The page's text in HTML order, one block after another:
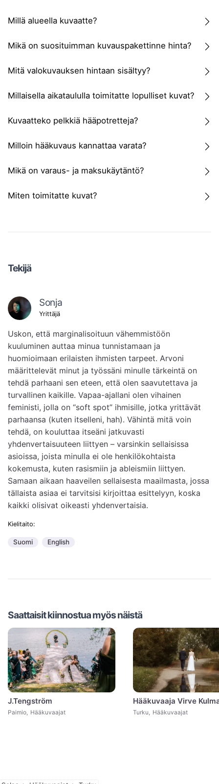
Millä alueella kuvaatte?
Mikä on suosituimman kuvauspakettinne hinta?
Mitä valokuvauksen hintaan sisältyy?
Millaisella aikataululla toimitatte lopulliset kuvat?
Kuvaatteko pelkkiä hääpotretteja?
Milloin hääkuvaus kannattaa varata?
Mikä on varaus- ja maksukäytäntö?
Miten toimitatte kuvat?
Tekijä
Sonja
Yrittäjä
Uskon, että marginalisoituun vähemmistöön
kuuluminen auttaa minua tunnistamaan ja
huomioimaan erilaisten ihmisten tarpeet. Arvoni
määrittelevät minut ja työssäni minulle tärkeintä on
tehdä parhaani sen eteen, että olen saavutettava ja
turvallinen kaikille. Vapaa-ajallani olen vihainen
feministi, jolla on “soft spot” ihmisille, jotka yrittävät
parhaansa (kuten itselleni, hah). Vähintä mitä voin
tehdä, on kouluttaa itseäni jatkuvasti
yhdenvertaisuuteen liittyen – varsinkin sellaisissa
asioissa, joista minulla ei ole henkilökohtaista
kokemusta, kuten rasismiin ja ableismiin liittyen.
Samaan aikaan haaveilen sellaisesta maailmasta, jossa
tällaista asiaa ei tarvitsisi kirjoittaa esittelyyn, koska
kaikki olisivat oikeasti yhdenvertaisia.
Kielitaito:
Suomi English
Saattaisit kiinnostua myös näistä
J.Tengström
Paimio, Hääkuvaajat
Hääkuvaaja Virve
Turku, Hääkuvaajat